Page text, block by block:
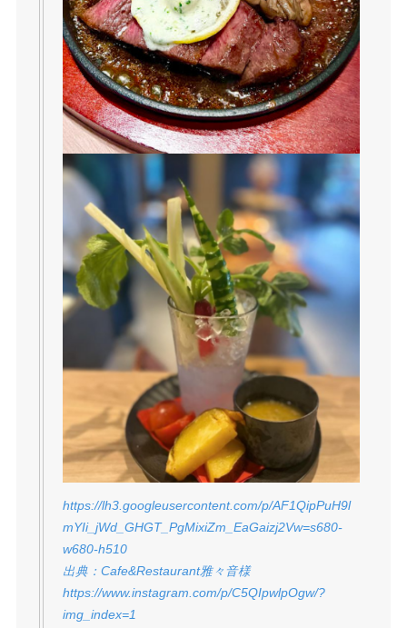
https://lh3.googleusercontent.com/p/AF1QipPuH9l
mYIi_jWd_GHGT_PgMixiZm_EaGaizj2Vw=s680-
w680-h510
出典：Cafe&Restaurant雅々音様
https://www.instagram.com/p/C5QIpwlpOgw/?
img_index=1